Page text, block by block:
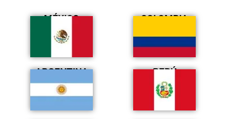
MÉXICO COLOMBIA
ARGENTINA PERÚ